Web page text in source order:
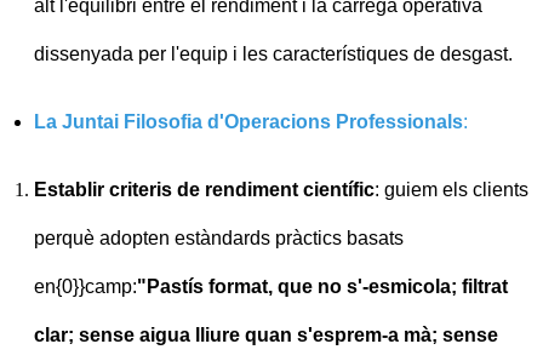
alt l'equilibri entre el rendiment i la càrrega operativa
dissenyada per l'equip i les característiques de desgast.
La Juntai Filosofia d'Operacions Professionals:
Establir criteris de rendiment científic: guiem els clients
perquè adopten estàndards pràctics basats
en{0}}camp:"Pastís format, que no s'-esmicola; filtrat
clar; sense aigua lliure quan s'esprem-a mà; sense